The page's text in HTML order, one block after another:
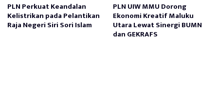
PLN Perkuat Keandalan
Kelistrikan pada Pelantikan
Raja Negeri Siri Sori Islam
PLN UIW MMU Dorong
Ekonomi Kreatif Maluku
Utara Lewat Sinergi BUMN
dan GEKRAFS